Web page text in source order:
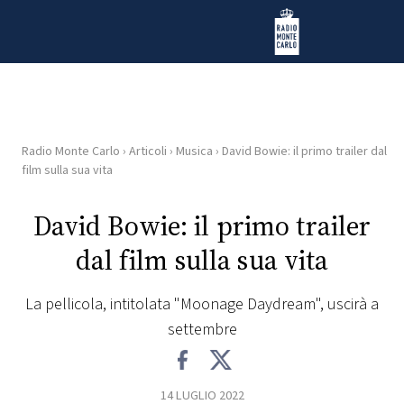
Radio Monte Carlo
HOME
RADIO
Radio Monte Carlo › Articoli › Musica › David Bowie: il primo trailer dal
film sulla sua vita
David Bowie: il primo trailer
dal film sulla sua vita
La pellicola, intitolata "Moonage Daydream", uscirà a
settembre
14 LUGLIO 2022